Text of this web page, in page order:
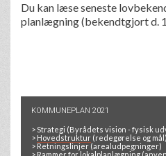
Du kan læse seneste
planlægning (bekendtgjort d.
KOMMUNEPLAN 2021
> Strategi (Byrådets vision - fysisk
> Hovedstruktur (redegørelse og mål)
>Retningslinjer(arealudpegninger)
> Rammer for lokalplanlægning